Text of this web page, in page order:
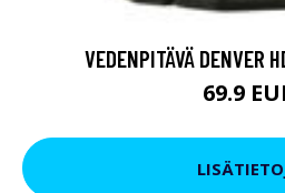
VEDENPITÄVÄ DENVER
69.9